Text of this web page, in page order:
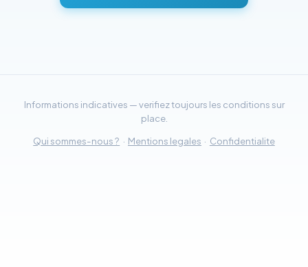
Informations indicatives — verifiez toujours les conditions sur
place.
Qui sommes-nous ? · Mentions legales · Confidentialite